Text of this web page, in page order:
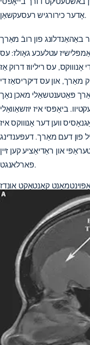
אָדער כירורגיש רעסעקשאַן.
באַהאַנדלונג פון רובֿ מאַרך
עטלעכע גאָולז: עס
עס ריליווז דרוק אַז
מאַרך, און עס דיקריסאַז די
פּאַטענטשאַלי מאכן נאָך
ביאָפּסי איז יוזשאַוואַלי
ווען דער אָנוווקס איז
פון דעם מאַרך. דעפּענדינג
און ראַדיאַציע קען זיין
פארלאנגט.
קאָנטאַקט אונדז